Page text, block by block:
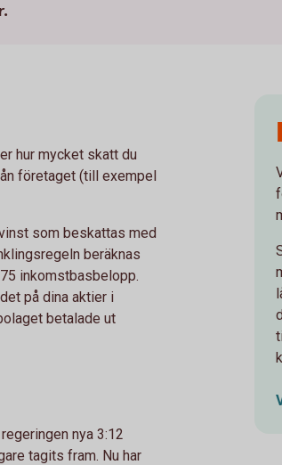
hur mycket skatt du
företaget (till exempel
som beskattas med
beräknas
inkomstbasbelopp.
på dina aktier i
betalade ut
nya 3:12
tagits fram. Nu har